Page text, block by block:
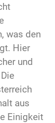
was den
Hier
und
aus
Einigkeit